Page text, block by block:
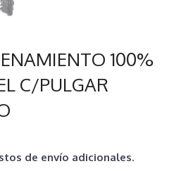
100%
C/PULGAR
de envío adicionales.